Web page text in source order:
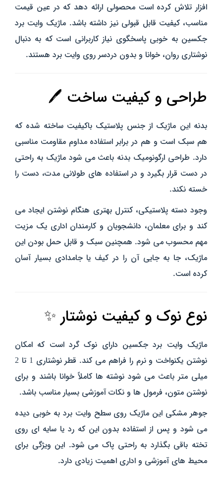
افزار تلاش کرده است محصولی ارائه دهد که در عین قیمت
مناسب، کیفیت قابل قبولی نیز داشته باشد. ماژیک وایت برد
جکسین به‌ خوبی پاسخگوی نیاز کاربرانی است که به دنبال
نوشتاری روان، خوانا و بدون دردسر روی وایت برد هستند.
طراحی و کیفیت ساخت 🖊️
بدنه این ماژیک از جنس پلاستیک باکیفیت ساخته شده که
هم سبک است و هم در برابر استفاده مداوم مقاومت مناسبی
دارد. طراحی ارگونومیک بدنه باعث می‌ شود ماژیک به‌ راحتی
در دست قرار بگیرد و در استفاده‌ های طولانی‌ مدت، دست را
خسته نکند.
وجود دسته پلاستیکی، کنترل بهتری هنگام نوشتن ایجاد می‌
کند و برای معلمان، دانشجویان و کارمندان اداری یک مزیت
مهم محسوب می‌ شود. همچنین سبک و قابل حمل بودن این
ماژیک، جا به‌ جایی آن را در کیف یا جامدادی بسیار آسان
کرده است.
نوع نوک و کیفیت نوشتار ✨
ماژیک وایت برد جکسین دارای نوک گرد است که امکان
نوشتن یکنواخت و نرم را فراهم می‌ کند. قطر نوشتاری 1 تا 2
میلی‌ متر باعث می‌ شود نوشته‌ ها کاملاً خوانا باشند و برای
نوشتن متون، فرمول‌ ها و نکات آموزشی بسیار مناسب باشد.
جوهر مشکی این ماژیک روی سطح وایت برد به‌ خوبی دیده
می‌ شود و پس از استفاده بدون این که رد یا سایه‌ ای روی
تخته باقی بگذارد به‌ راحتی پاک می‌ شود. این ویژگی برای
محیط‌ های آموزشی و اداری اهمیت زیادی دارد.